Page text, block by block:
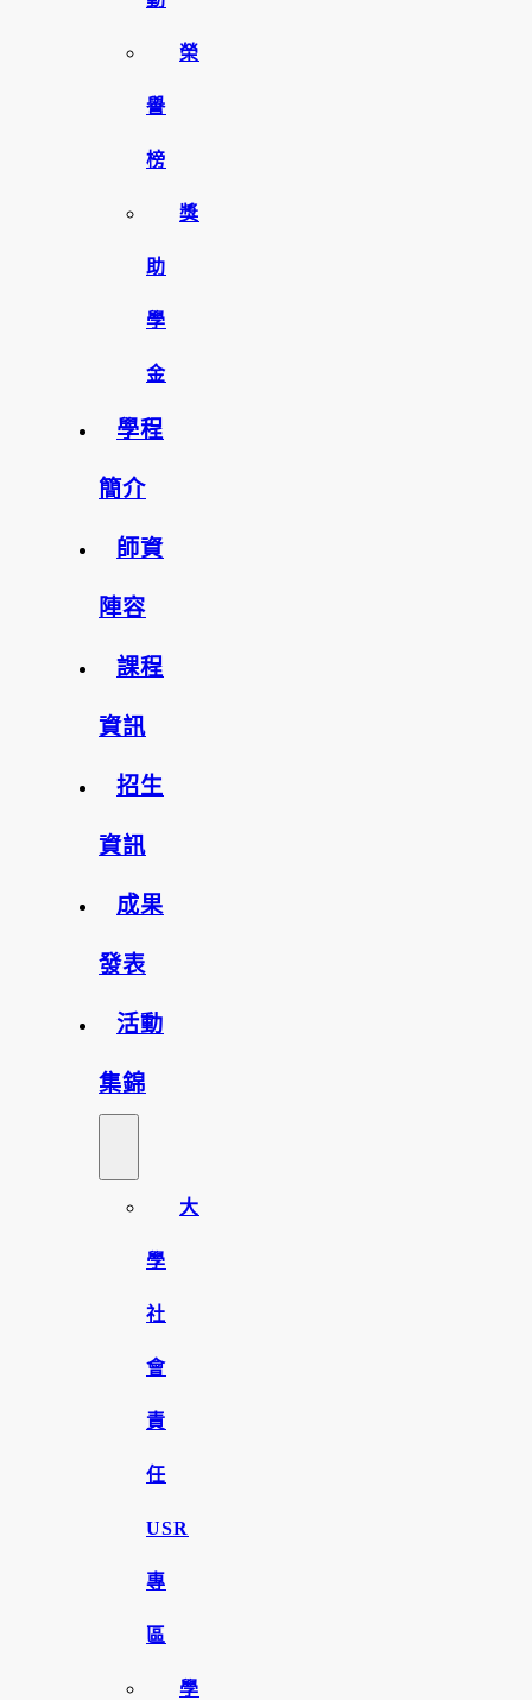
榮
譽
榜
獎
助
學
金
學程
簡介
師資
陣容
課程
資訊
招生
資訊
成果
發表
活動
集錦
大
學
社
會
責
任
USR
專
區
學